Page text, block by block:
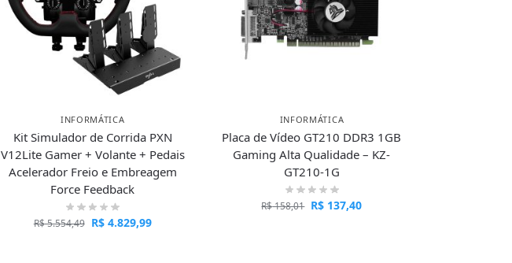
INFORMÁTICA
Kit Simulador de Corrida PXN
V12Lite Gamer + Volante + Pedais
Acelerador Freio e Embreagem
Force Feedback
R$5.554,49 R$4.829,99
INFORMÁTICA
Placa de Vídeo GT210 DDR3 1GB
Gaming Alta Qualidade – KZ-
GT210-1G
R$158,01 R$ 137,40